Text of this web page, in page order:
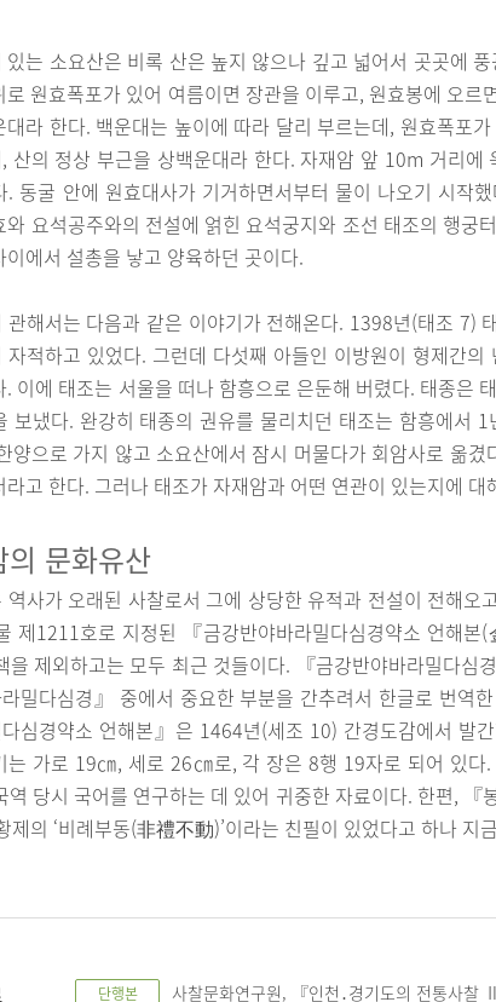
있는 소요산은 비록 산은 높지 않으나 깊고 넓어서 곳곳에
로 원효폭포가 있어 여름이면 장관을 이루고, 원효봉에 오르
대라 한다. 백운대는 높이에 따라 달리 부르는데, 원효폭포
산의 정상 부근을 상백운대라 한다. 자재암 앞 10m 거리에
. 동굴 안에 원효대사가 기거하면서부터 물이 나오기 시작
와 요석공주와의 전설에 얽힌 요석궁지와 조선 태조의 행궁
이에서 설총을 낳고 양육하던 곳이다.
관해서는 다음과 같은 이야기가 전해온다. 1398년(태조 7)
자적하고 있었다. 그런데 다섯째 아들인 이방원이 형제간
. 이에 태조는 서울을 떠나 함흥으로 은둔해 버렸다. 태종은
보냈다. 완강히 태종의 권유를 물리치던 태조는 함흥에서
양으로 가지 않고 소요산에서 잠시 머물다가 회암사로 옮
라고 한다. 그러나 태조가 자재암과 어떤 연관이 있는지에 대
의 문화유산
역사가 오래된 사찰로서 그에 상당한 유적과 전설이 전해오
제1211호로 지정된 『금강반야바라밀다심경약소 언해
을 제외하고는 모두 최근 것들이다. 『금강반야바라밀다심
밀다심경』 중에서 중요한 부분을 간추려서 한글로 번역
심경약소 언해본』은 1464년(세조 10) 간경도감에서 발
는 가로 19㎝, 세로 26㎝로, 각 장은 8행 19자로 되어 있다
역 당시 국어를 연구하는 데 있어 귀중한 자료이다. 한편, 『
제의 ‘비례부동(非禮不動)’이라는 친필이 있었다고 하나 지
단행본
사찰문화연구원, 『인천․경기도의 전통사찰